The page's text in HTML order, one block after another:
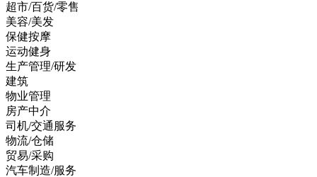
超市/百货/零售
美容/美发
保健按摩
运动健身
生产管理/研发
建筑
物业管理
房产中介
司机/交通服务
物流/仓储
贸易/采购
汽车制造/服务